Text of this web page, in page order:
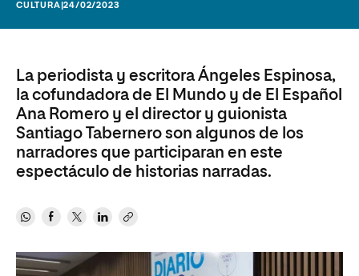
CULTURA |24/02/2023
La periodista y escritora Ángeles Espinosa,
la cofundadora de El Mundo y de El Español
Ana Romero y el director y guionista
Santiago Tabernero son algunos de los
narradores que participaran en este
espectáculo de historias narradas.